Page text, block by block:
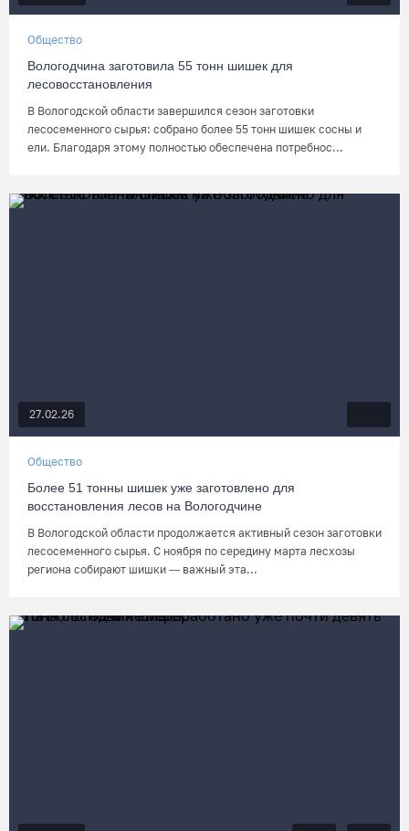
Общество
Вологодчина заготовила 55 тонн шишек для
лесовосстановления
В Вологодской области завершился сезон заготовки
лесосеменного сырья: собрано более 55 тонн шишек сосны и
ели. Благодаря этому полностью обеспечена потребнос...
27.02.26
Общество
Более 51 тонны шишек уже заготовлено для
восстановления лесов на Вологодчине
В Вологодской области продолжается активный сезон заготовки
лесосеменного сырья. С ноября по середину марта лесхозы
региона собирают шишки — важный эта...